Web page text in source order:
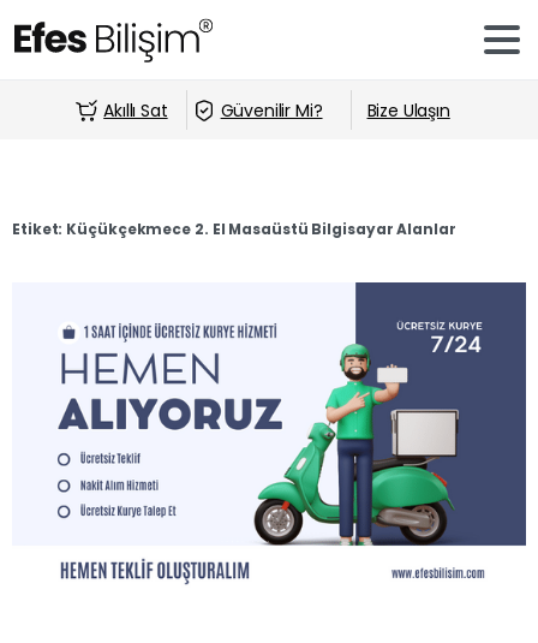
Akıllı Sat Güvenilir Mi? Bize Ulaşın
Etiket: Küçükçekmece 2. El Masaüstü Bilgisayar Alanlar